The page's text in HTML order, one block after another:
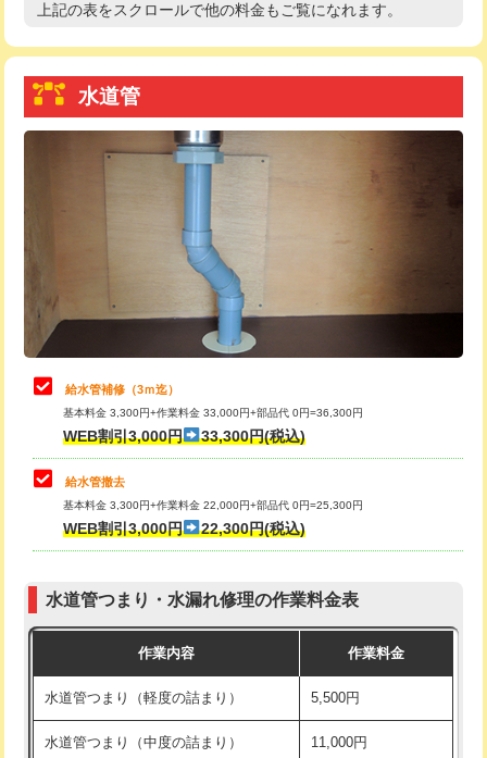
給水管工事※（塩ビ管（VP・HI）使
+8,800円
給水管工事※（ライニング鋼管・銅
管・ポリ管・HT管使用/3ｍまで)
給水管工事※（ライニング鋼管・銅
管・ポリ管・HT管使用/3ｍ超え)
排水管工事（土の掘削・埋め戻し作
11,000円~
排水管工事（排水管工事/3ｍまで） 55,000円
排水管工事（追加 排水管工事/3ｍ超
マス交換（土の掘削・埋め戻し作業）
マス交換（深さ50㎝未満）
マス交換（深さ50㎝以上）
コンクリート斫り（厚さ10㎝まで）
モルタル補修（厚さ10㎝超え） 38,500円
洗面台設置 38,500円
化粧台設置 22,000円
高度高圧洗浄換 現地調査
トーラー機使用/3mまで
追加トーラー機使用/3m超え
8,800円
止水・漏水調査・防水処理・清掃・修
理・調整・分解・加工など（軽作業）
11,000円
止水・漏水調査・防水処理・清掃・修
理・調整・分解・加工など（中作業）
止水・漏水調査・防水処理・清掃・修
理・調整・分解・加工など（重作業）
33,000円
その他部品の脱着
交換・取付（タンク）
式）)
式・ワンホール）)
交換・取付(排水栓・排水トラップ
22,000円+材料費
上記の表をスクロールで他の料金もご覧になれます。
水道管
給水管補修（3ｍ迄）
基本料金 3,300円+作業料金 33,000円+部品代 0円=36,300円
WEB割引3,000円 33,300円(税込)
給水管撤去
基本料金 3,300円+作業料金 22,000円+部品代 0円=25,300円
WEB割引3,000円 22,300円(税込)
水道管つまり・水漏れ修理の作業料金表
作業内容 作業料金
水道管つまり（軽度の詰まり） 5,500円
水道管つまり（中度の詰まり） 11,000円